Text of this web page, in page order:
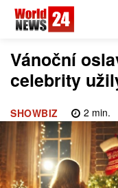
Vánoční
celebrity
SHOWBIZ 2 min.